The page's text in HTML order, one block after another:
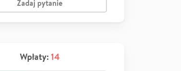
Zadaj pytanie
Wpłaty: 14